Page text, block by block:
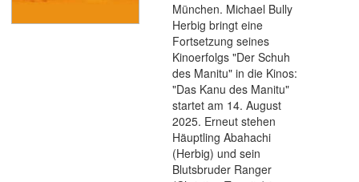
München. Michael Bully
Herbig bringt eine
Fortsetzung seines
Kinoerfolgs "Der Schuh
des Manitu" in die Kinos:
"Das Kanu des Manitu"
startet am 14. August
2025. Erneut stehen
Häuptling Abahachi
(Herbig) und sein
Blutsbruder Ranger